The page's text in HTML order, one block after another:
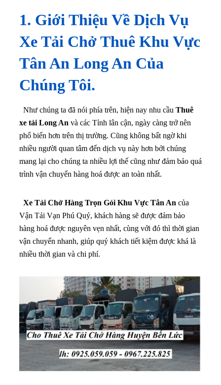
1. Giới Thiệu Về Dịch Vụ
Xe Tải Chở Thuê Khu Vực
Tân An Long An Của
Chúng Tôi.
Như chúng ta đã nói phía trên, hiện nay nhu cầu Thuê
xe tải Long An và các Tỉnh lân cận, ngày càng trở nên
phổ biến hơn trên thị trường. Cũng không bất ngờ khi
nhiều người quan tâm đến dịch vụ này hơn bởi chúng
mang lại cho chúng ta nhiều lợi thế cũng như đảm bảo quá
trình vận chuyển hàng hoá được an toàn nhất.
Xe Tải Chở Hàng Trọn Gói Khu Vực Tân An của
Vận Tải Vạn Phú Quý, khách hàng sẽ được đảm bảo
hàng hoá được nguyên vẹn nhất, cùng với đó thì thời gian
vận chuyển nhanh, giúp quý khách tiết kiệm được khá là
nhiều thời gian và chi phí.